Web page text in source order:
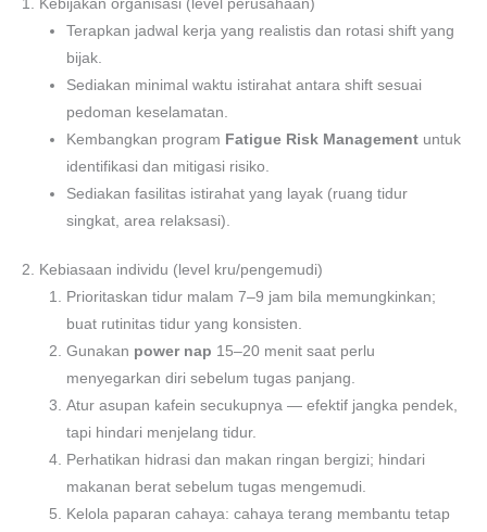
1. Kebijakan organisasi (level perusahaan)
Terapkan jadwal kerja yang realistis dan rotasi shift yang
bijak.
Sediakan minimal waktu istirahat antara shift sesuai
pedoman keselamatan.
Kembangkan program Fatigue Risk Management untuk
identifikasi dan mitigasi risiko.
Sediakan fasilitas istirahat yang layak (ruang tidur
singkat, area relaksasi).
2. Kebiasaan individu (level kru/pengemudi)
Prioritaskan tidur malam 7–9 jam bila memungkinkan;
buat rutinitas tidur yang konsisten.
Gunakan power nap 15–20 menit saat perlu
menyegarkan diri sebelum tugas panjang.
Atur asupan kafein secukupnya — efektif jangka pendek,
tapi hindari menjelang tidur.
Perhatikan hidrasi dan makan ringan bergizi; hindari
makanan berat sebelum tugas mengemudi.
Kelola paparan cahaya: cahaya terang membantu tetap